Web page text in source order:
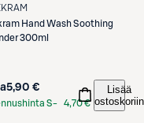
Hand Wash Soothing
300ml
5,90 €
S-
4,70 €
Lisää
ostoskoriin